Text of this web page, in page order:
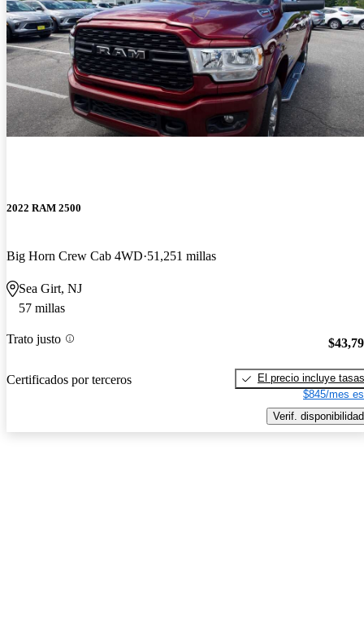
2022 RAM 2500
Big Horn Crew Cab 4WD 51,251 millas
Sea Girt, NJ
57 millas
Trato justo
Certificados por terceros
El precio incluye tasas
$845/mes
Verif. disponibilidad